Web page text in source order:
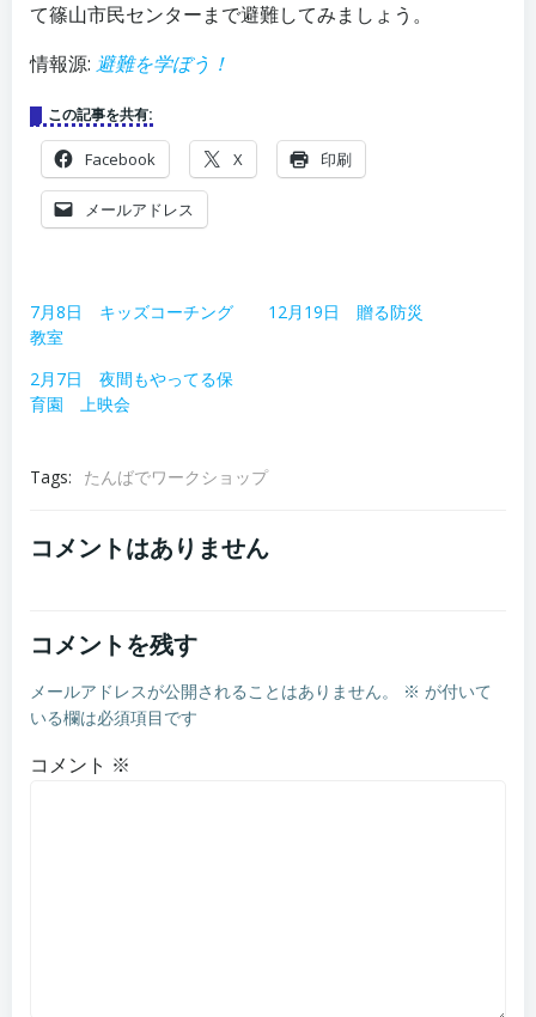
て篠山市民センターまで避難してみましょう。
情報源: 避難を学ぼう！
この記事を共有:
Facebook X 印刷
メールアドレス
7月8日 キッズコーチング
教室
12月19日 贈る防災
2月7日 夜間もやってる保
育園 上映会
Tags: たんばでワークショップ
コメントはありません
コメントを残す
メールアドレスが公開されることはありません。 ※ が付いて
いる欄は必須項目です
コメント ※